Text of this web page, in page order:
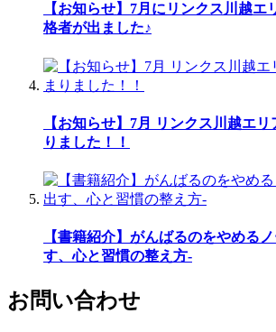
【お知らせ】7月にリンクス川越エ
格者が出ました♪
【お知らせ】7月 リンクス川越エ
りました！！
【書籍紹介】がんばるのをやめる
す、心と習慣の整え方-
お問い合わせ